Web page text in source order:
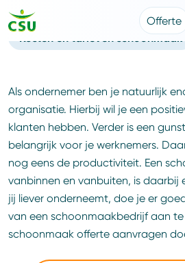
Meer CSU
Over CSU
Medewerkers
CSU Login
Offerte
Schoonmaak
Kosten en tarieven schoonmaak
Als ondernemer ben je natuurlijk
organisatie. Hierbij wil je een
klanten hebben. Verder is een
belangrijk voor je werknemers.
nog eens de productiviteit. Een
vanbinnen en vanbuiten, is daarbij
jij liever onderneemt, doe je er
van een schoonmaakbedrijf aan te
schoonmaak offerte aanvragen